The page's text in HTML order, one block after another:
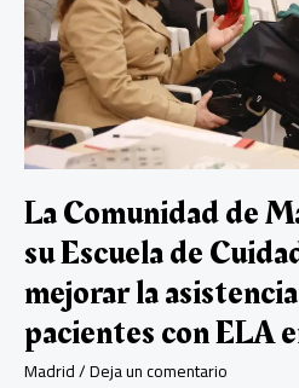
por
un
delito
de
homicidio
a
un
joven
de
Dominican
Don’t
Play
que
mató
a
otro
La Comunidad de
su Escuela de
mejorar la
pacientes con ELA
Madrid/Deja un comentario